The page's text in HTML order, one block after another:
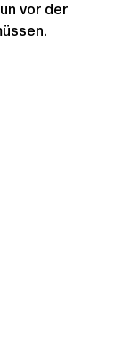
vor der